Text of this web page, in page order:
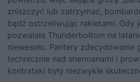
zniszczyć lub zatrzymać,
bądź ostrzeliwując rakietami. Gdy
pozwalała Thunderboltom na
niewesoło. Pantery zdecydowanie
technicznie nad shermanami i
kontrataki były niezwykle